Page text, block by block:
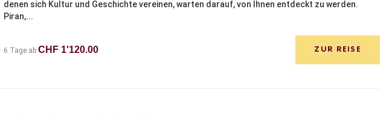
denen sich Kultur und Geschichte vereinen, warten darauf, von Ihnen entdeckt zu werden.
Piran,...
6 Tage abCHF 1'120.00 ZUR REISE